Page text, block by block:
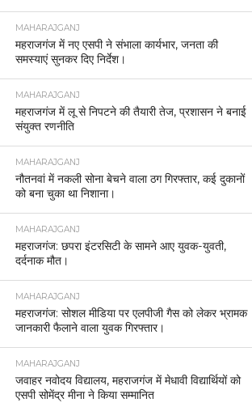
MAHARAJGANJ
महराजगंज में नए एसपी ने संभाला कार्यभार, जनता की
समस्याएं सुनकर दिए निर्देश।
MAHARAJGANJ
महराजगंज में लू से निपटने की तैयारी तेज, प्रशासन ने बनाई
संयुक्त रणनीति
MAHARAJGANJ
नौतनवां में नकली सोना बेचने वाला ठग गिरफ्तार, कई दुकानों
को बना चुका था निशाना।
MAHARAJGANJ
महराजगंज: छपरा इंटरसिटी के सामने आए युवक-युवती,
दर्दनाक मौत।
MAHARAJGANJ
महराजगंज: सोशल मीडिया पर एलपीजी गैस को लेकर भ्रामक
जानकारी फैलाने वाला युवक गिरफ्तार।
MAHARAJGANJ
जवाहर नवोदय विद्यालय, महराजगंज में मेधावी विद्यार्थियों को
एसपी सोमेंद्र मीना ने किया सम्मानित